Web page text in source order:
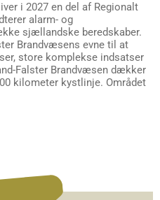
i 2027 en del af Regionalt
alarm- og
sjællandske beredskaber.
Brandvæsens evne til at
store komplekse indsatser
Falster Brandvæsen dækker
kilometer kystlinje. Området